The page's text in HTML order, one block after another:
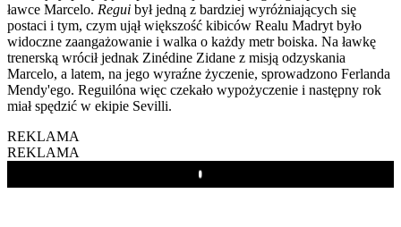
ławce Marcelo. Regui był jedną z bardziej wyróżniających się
postaci i tym, czym ujął większość kibiców Realu Madryt było
widoczne zaangażowanie i walka o każdy metr boiska. Na ławkę
trenerską wrócił jednak Zinédine Zidane z misją odzyskania
Marcelo, a latem, na jego wyraźne życzenie, sprowadzono Ferlanda
Mendy'ego. Reguilóna więc czekało wypożyczenie i następny rok
miał spędzić w ekipie Sevilli.
REKLAMA
REKLAMA
Play